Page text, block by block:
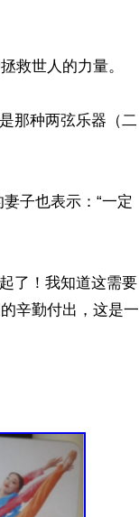
救世人的力量。
那种两弦乐器（二
子也表示：“一定
了！我知道这需要
辛勤付出，这是一